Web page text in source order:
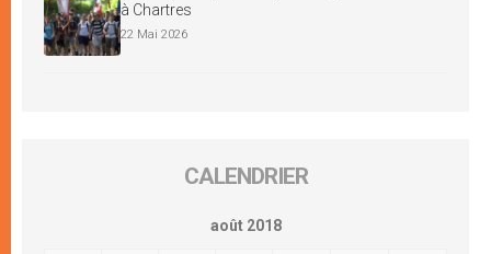
à Chartres
22 Mai 2026
CALENDRIER
août 2018